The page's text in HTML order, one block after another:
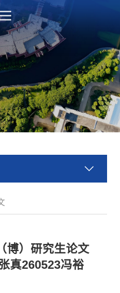
博）研究生论文
真260523冯裕